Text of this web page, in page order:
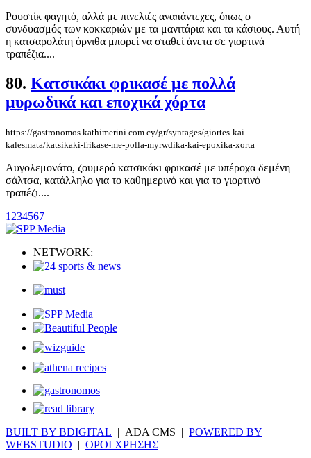
Ρουστίκ φαγητό, αλλά με πινελιές αναπάντεχες, όπως ο
συνδυασμός των κοκκαριών με τα μανιτάρια και τα κάσιους. Αυτή
η κατσαρολάτη όρνιθα μπορεί να σταθεί άνετα σε γιορτινά
τραπέζια....
80. Κατσικάκι φρικασέ με πολλά
μυρωδικά και εποχικά χόρτα
https://gastronomos.kathimerini.com.cy/gr/syntages/giortes-kai-
kalesmata/katsikaki-frikase-me-polla-myrwdika-kai-epoxika-xorta
Αυγολεμονάτο, ζουμερό κατσικάκι φρικασέ με υπέροχα δεμένη
σάλτσα, κατάλληλο για το καθημερινό και για το γιορτινό
τραπέζι....
1 234567
NETWORK:
BUILT BY BDIGITAL | ADA CMS | POWERED BY
WEBSTUDIO | ΟΡΟΙ ΧΡΗΣΗΣ